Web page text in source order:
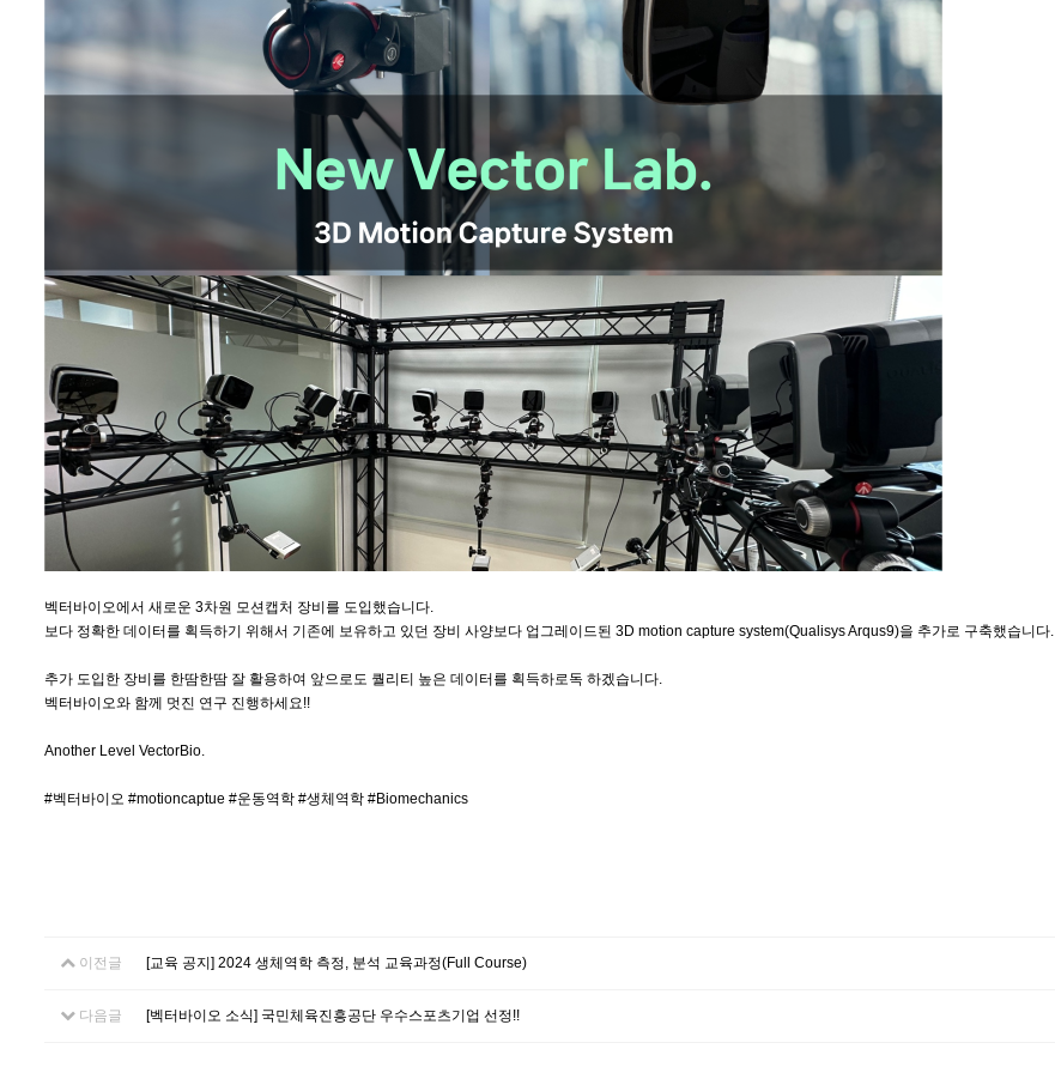
벡터바이오에서 새로운 3차원 모션캡처 장비를 도입했습니다.
보다 정확한 데이터를 획득하기 위해서 기존에 보유하고 있던 장비 사양보다 업그레이드된 3D motion capture system(Qualisys Arqus9)을 추가로 구축했습니다.
추가 도입한 장비를 한땀한땀 잘 활용하여 앞으로도 퀄리티 높은 데이터를 획득하로독 하겠습니다.
벡터바이오와 함께 멋진 연구 진행하세요!!
Another Level VectorBio.
#벡터바이오 #motioncaptue #운동역학 #생체역학 #Biomechanics
이전글 [교육 공지] 2024 생체역학 측정, 분석 교육과정(Full Course)
다음글 [벡터바이오 소식] 국민체육진흥공단 우수스포츠기업 선정!!